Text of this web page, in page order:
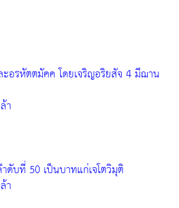
อรหัตตมัคค โดยเจริญอริยสัจ 4 มีฌาน
า
บที่ 50 เป็นบาทแก่เจโตวิมุติ
า